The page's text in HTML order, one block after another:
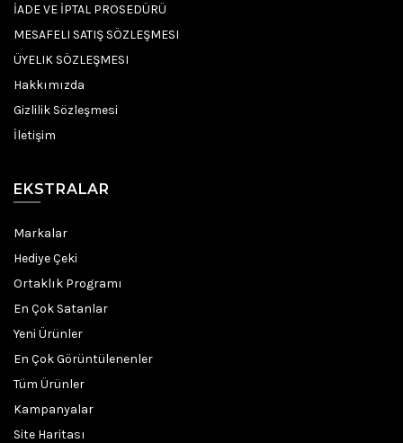
İADE VE İPTAL PROSEDÜRÜ
MESAFELI SATIŞ SÖZLEŞMESI
ÜYELIK SÖZLEŞMESI
Hakkımızda
Gizlilik Sözleşmesi
İletişim
EKSTRALAR
Markalar
Hediye Çeki
Ortaklık Programı
En Çok Satanlar
Yeni Ürünler
En Çok Görüntülenenler
Tüm Ürünler
Kampanyalar
Site Haritası